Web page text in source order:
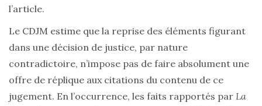
l’article.
Le CDJM estime que la reprise des éléments figurant
dans une décision de justice, par nature
contradictoire, n’impose pas de faire absolument une
offre de réplique aux citations du contenu de ce
jugement. En l’occurrence, les faits rapportés par La